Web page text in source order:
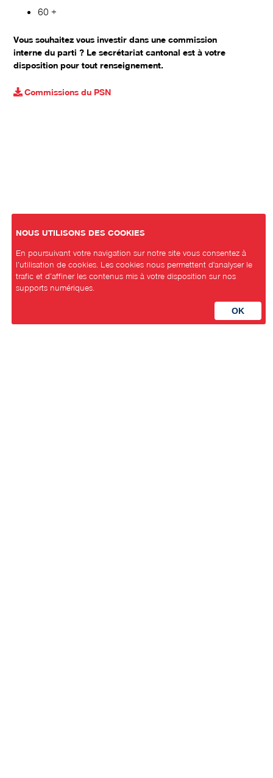
60 +
Vous souhaitez vous investir dans une commission
interne du parti ? Le secrétariat cantonal est à votre
disposition pour tout renseignement.
Commissions du PSN
NOUS UTILISONS DES COOKIES
En poursuivant votre navigation sur notre site vous consentez à
l’utilisation de cookies. Les cookies nous permettent d'analyser le
trafic et d’affiner les contenus mis à votre disposition sur nos
supports numériques.